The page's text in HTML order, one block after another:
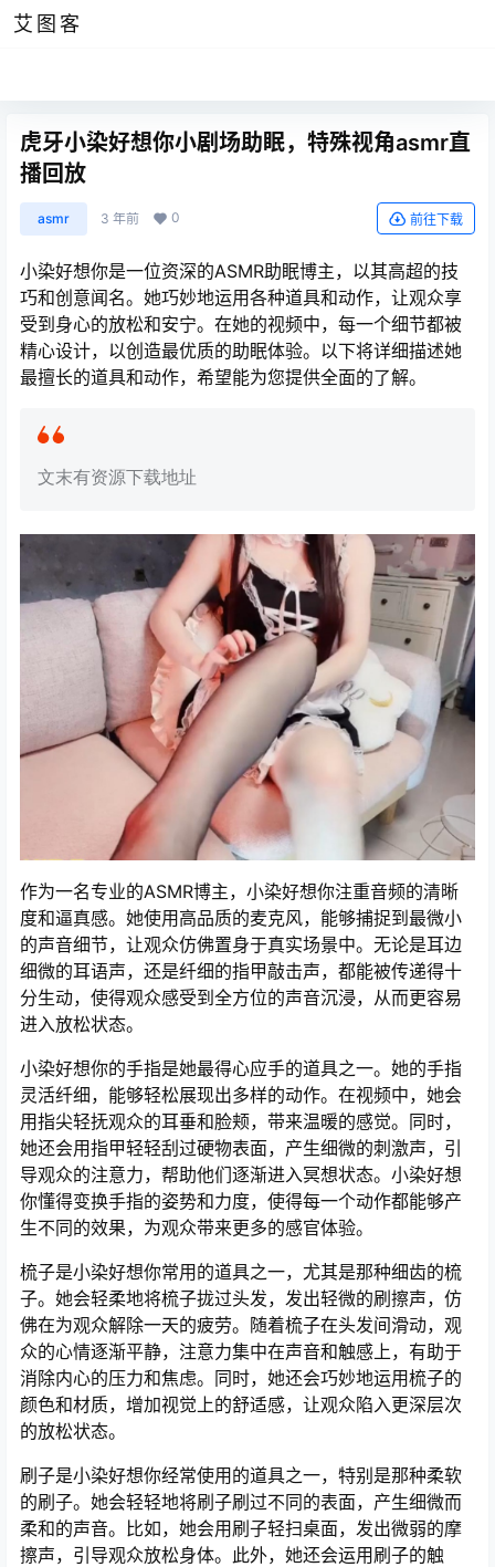
艾图客
虎牙小染好想你小剧场助眠，特殊视角asmr直
播回放
asmr 3 年前 0 前往下载
小染好想你是一位资深的ASMR助眠博主，以其高超的技
巧和创意闻名。她巧妙地运用各种道具和动作，让观众享
受到身心的放松和安宁。在她的视频中，每一个细节都被
精心设计，以创造最优质的助眠体验。以下将详细描述她
最擅长的道具和动作，希望能为您提供全面的了解。
文末有资源下载地址
作为一名专业的ASMR博主，小染好想你注重音频的清晰
度和逼真感。她使用高品质的麦克风，能够捕捉到最微小
的声音细节，让观众仿佛置身于真实场景中。无论是耳边
细微的耳语声，还是纤细的指甲敲击声，都能被传递得十
分生动，使得观众感受到全方位的声音沉浸，从而更容易
进入放松状态。
小染好想你的手指是她最得心应手的道具之一。她的手指
灵活纤细，能够轻松展现出多样的动作。在视频中，她会
用指尖轻抚观众的耳垂和脸颊，带来温暖的感觉。同时，
她还会用指甲轻轻刮过硬物表面，产生细微的刺激声，引
导观众的注意力，帮助他们逐渐进入冥想状态。小染好想
你懂得变换手指的姿势和力度，使得每一个动作都能够产
生不同的效果，为观众带来更多的感官体验。
梳子是小染好想你常用的道具之一，尤其是那种细齿的梳
子。她会轻柔地将梳子拢过头发，发出轻微的刷擦声，仿
佛在为观众解除一天的疲劳。随着梳子在头发间滑动，观
众的心情逐渐平静，注意力集中在声音和触感上，有助于
消除内心的压力和焦虑。同时，她还会巧妙地运用梳子的
颜色和材质，增加视觉上的舒适感，让观众陷入更深层次
的放松状态。
刷子是小染好想你经常使用的道具之一，特别是那种柔软
的刷子。她会轻轻地将刷子刷过不同的表面，产生细微而
柔和的声音。比如，她会用刷子轻扫桌面，发出微弱的摩
擦声，引导观众放松身体。此外，她还会运用刷子的触